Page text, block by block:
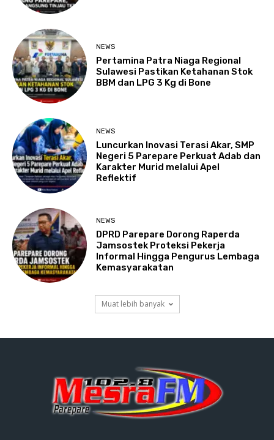
NEWS
Pertamina Patra Niaga Regional
Sulawesi Pastikan Ketahanan Stok
BBM dan LPG 3 Kg di Bone
NEWS
Luncurkan Inovasi Terasi Akar, SMP
Negeri 5 Parepare Perkuat Adab dan
Karakter Murid melalui Apel
Reflektif
NEWS
DPRD Parepare Dorong Raperda
Jamsostek Proteksi Pekerja
Informal Hingga Pengurus Lembaga
Kemasyarakatan
Muat lebih banyak